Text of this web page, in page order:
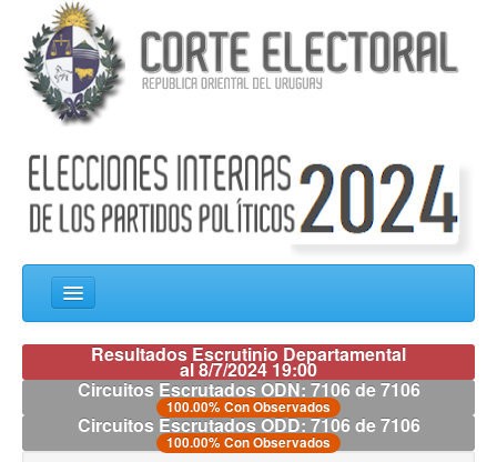
Resultados Escrutinio Departamental
al8/7/2024 19:00
Circuitos Escrutados ODN: 7106 de7106
100.00% Con Observados
Circuitos Escrutados ODD:7106 de7106
100.00% Con Observados